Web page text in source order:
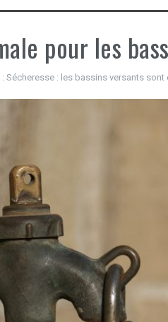
pour les
Sécheresse : les bassins versants sont